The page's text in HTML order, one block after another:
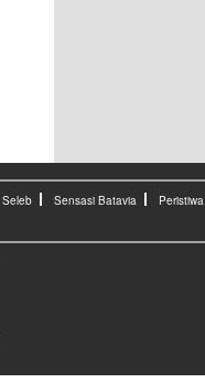
Seleb Sensasi Batavia Peristiwa